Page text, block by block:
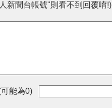
新聞台帳號"則看不到回覆唷!)
能為0)